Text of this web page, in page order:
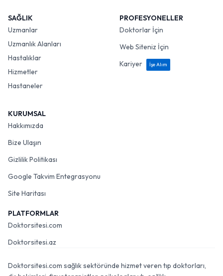
SAĞLIK
Uzmanlar
Uzmanlık Alanları
Hastalıklar
Hizmetler
Hastaneler
PROFESYONELLER
Doktorlar İçin
Web Siteniz İçin
Kariyer
İşe Alım
KURUMSAL
Hakkımızda
Bize Ulaşın
Gizlilik Politikası
Google Takvim Entegrasyonu
Site Haritası
PLATFORMLAR
Doktorsitesi.com
Doktorsitesi.az
Doktorsitesi.com sağlık sektöründe hizmet veren tıp doktorları,